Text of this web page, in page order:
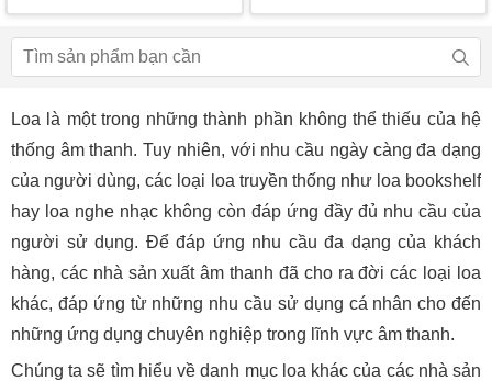
Loa là một trong những thành phần không thể thiếu của hệ
thống âm thanh. Tuy nhiên, với nhu cầu ngày càng đa dạng
của người dùng, các loại loa truyền thống như loa bookshelf
hay loa nghe nhạc không còn đáp ứng đầy đủ nhu cầu của
người sử dụng. Để đáp ứng nhu cầu đa dạng của khách
hàng, các nhà sản xuất âm thanh đã cho ra đời các loại loa
khác, đáp ứng từ những nhu cầu sử dụng cá nhân cho đến
những ứng dụng chuyên nghiệp trong lĩnh vực âm thanh.
Chúng ta sẽ tìm hiểu về danh mục loa khác của các nhà sản